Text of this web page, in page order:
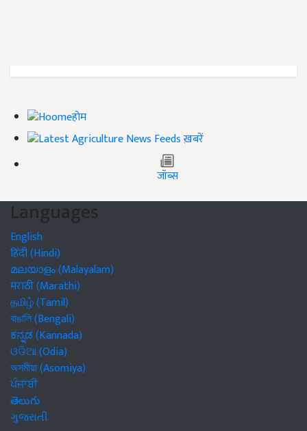
होम
ख़बरें
जॉब्स
Languages
English
हिंदी (Hindi)
മലയാളം (Malayalam)
मराठी (Marathi)
தமிழ் (Tamil)
বাঙালি (Bengali)
ಕನ್ನಡ (Kannada)
ଓଡିଆ (Odia)
অসমীয়া (Asomiya)
ਪੰਜਾਬੀ
తెలుగు
ગુજરાતી